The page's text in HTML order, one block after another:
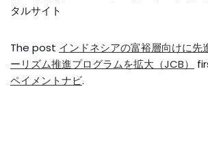
タルサイト
The post インドネシアの富裕層向けに先
ーリズム推進プログラムを拡大（JCB）
ペイメントナビ.